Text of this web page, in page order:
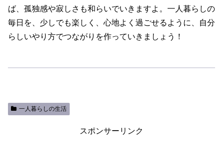
ば、孤独感や寂しさも和らいでいきますよ。一人暮らしの
毎日を、少しでも楽しく、心地よく過ごせるように、自分
らしいやり方でつながりを作っていきましょう！
一人暮らしの生活
スポンサーリンク